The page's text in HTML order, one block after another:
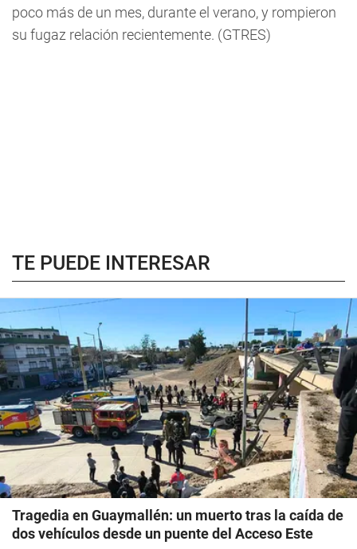
poco más de un mes, durante el verano, y rompieron
su fugaz relación recientemente. (GTRES)
TE PUEDE INTERESAR
Tragedia en Guaymallén: un muerto tras la caída de
dos vehículos desde un puente del Acceso Este